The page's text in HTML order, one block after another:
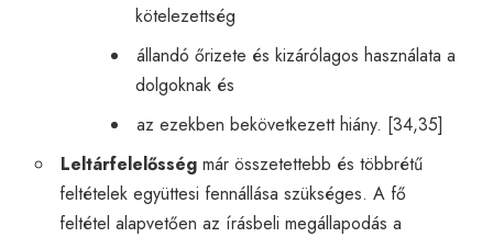
kötelezettség
állandó őrizete és kizárólagos használata a
dolgoknak és
az ezekben bekövetkezett hiány. [34,35]
Leltárfelelősség már összetettebb és többrétű
feltételek együttesi fennállása szükséges. A fő
feltétel alapvetően az írásbeli megállapodás a